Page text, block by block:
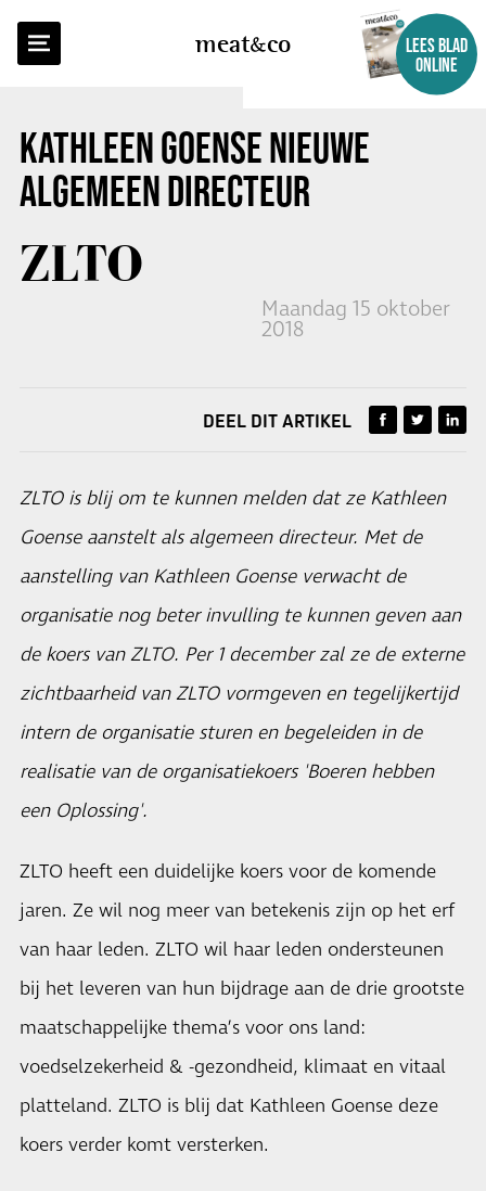
meatco
LEES BLAD
ONLINE
KATHLEEN GOENSE NIEUWE
ALGEMEEN DIRECTEUR
ZLTO
Maandag 15 oktober
2018
TERUG NAAR OVERZICHT
DEEL DIT ARTIKEL
ZLTO is blij om te kunnen melden dat ze Kathleen
Goense aanstelt als algemeen directeur. Met de
aanstelling van Kathleen Goense verwacht de
organisatie nog beter invulling te kunnen geven aan
de koers van ZLTO. Per 1 december zal ze de externe
zichtbaarheid van ZLTO vormgeven en tegelijkertijd
intern de organisatie sturen en begeleiden in de
realisatie van de organisatiekoers 'Boeren hebben
een Oplossing'.
ZLTO heeft een duidelijke koers voor de komende
jaren. Ze wil nog meer van betekenis zijn op het erf
van haar leden. ZLTO wil haar leden ondersteunen
bij het leveren van hun bijdrage aan de drie grootste
maatschappelijke thema’s voor ons land:
voedselzekerheid & -gezondheid, klimaat en vitaal
platteland. ZLTO is blij dat Kathleen Goense deze
koers verder komt versterken.